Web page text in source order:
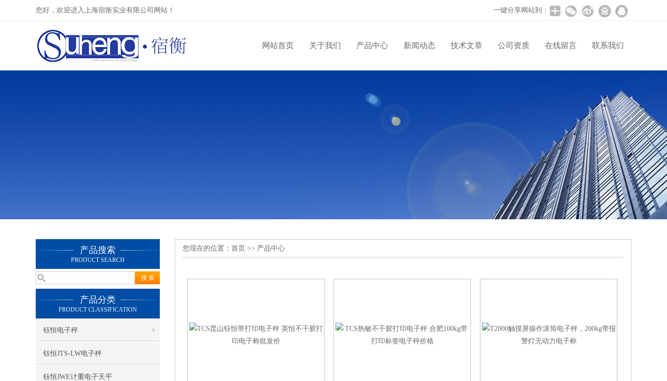
您好，欢迎进入上海宿衡实业有限公司网站！ 一键分享网站到：
网站首页 关于我们 产品中心 新闻动态 技术文章 公司资质 在线留言 联系我们
产品搜索
PRODUCT SEARCH
产品分类
PRODUCT CLASSIFICATION
钰恒电子秤
钰恒JTS-LW电子秤
钰恒JWE计重电子天平
您现在的位置： 首页 >> 产品中心